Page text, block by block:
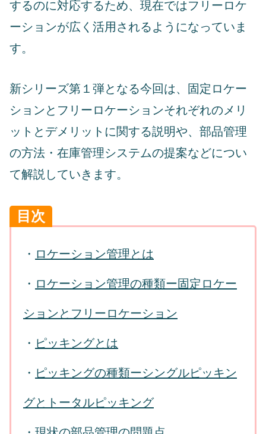
するのに対応するため、現在ではフリーロケ
ーションが広く活用されるようになっていま
す。
新シリーズ第１弾となる今回は、固定ロケー
ションとフリーロケーションそれぞれのメリ
ットとデメリットに関する説明や、部品管理
の方法・在庫管理システムの提案などについ
て解説していきます。
目次
・ ロケーション管理とは
・ ロケーション管理の種類ー固定ロケー
ションとフリーロケーション
・ ピッキングとは
・ ピッキングの種類ーシングルピッキン
グとトータルピッキング